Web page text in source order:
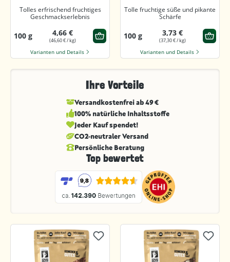
Tolles erfrischend fruchtiges
Geschmackserlebnis
100 g 4,66 €
(46,60 € / kg)
Varianten und Details
Tolle fruchtige süße und pikante
Schärfe
100 g 3,73 €
(37,30 € / kg)
Varianten und Details
Ihre Vorteile
Versandkostenfrei ab 49 €
100% natürliche Inhaltsstoffe
Jeder Kauf spendet!
CO2-neutraler Versand
Persönliche Beratung
Top bewertet